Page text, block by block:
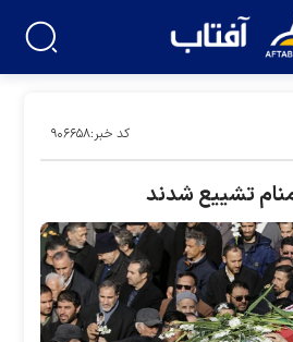
کد خبر:۹۰۶۶۵۸
تشییع شدند